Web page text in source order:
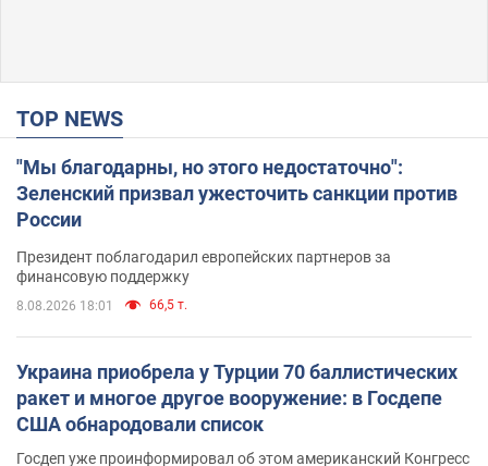
TOP NEWS
"Мы благодарны, но этого недостаточно":
Зеленский призвал ужесточить санкции против
России
Президент поблагодарил европейских партнеров за
финансовую поддержку
8.08.2026 18:01 66,5 т.
Украина приобрела у Турции 70 баллистических
ракет и многое другое вооружение: в Госдепе
США обнародовали список
Госдеп уже проинформировал об этом американский Конгресс